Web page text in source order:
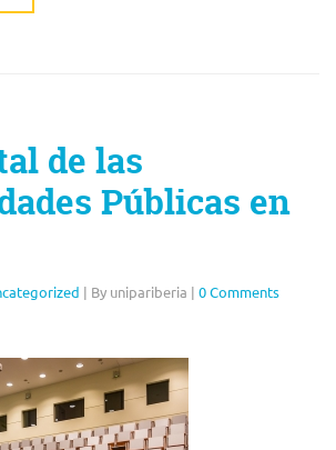
de las
Públicas en
| By unipariberia | 0 Comments